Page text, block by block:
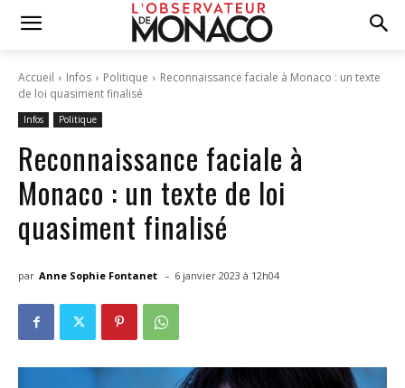
Accueil Infos Politique
Reconnaissance faciale à Monaco : un texte
de loi quasiment finalisé
Infos Politique
Reconnaissance faciale à
Monaco : un texte de loi
quasiment finalisé
par Anne Sophie Fontanet - 6 janvier 2023 à 12h04